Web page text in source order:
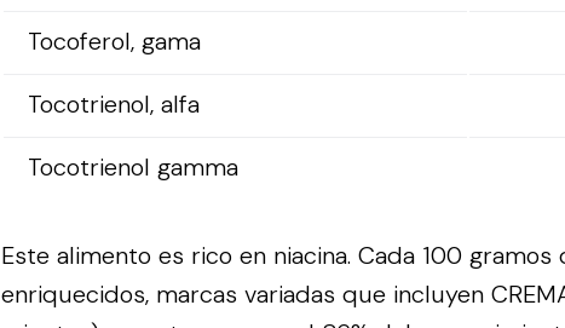
Tocoferol, gama
Tocotrienol, alfa
Tocotrienol gamma
Este alimento es rico en niacina. Cada 100 gramos
enriquecidos, marcas variadas que incluyen